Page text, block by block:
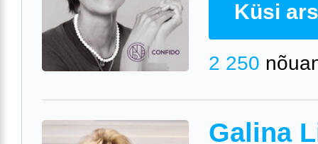
Küsi
2 250
Galina